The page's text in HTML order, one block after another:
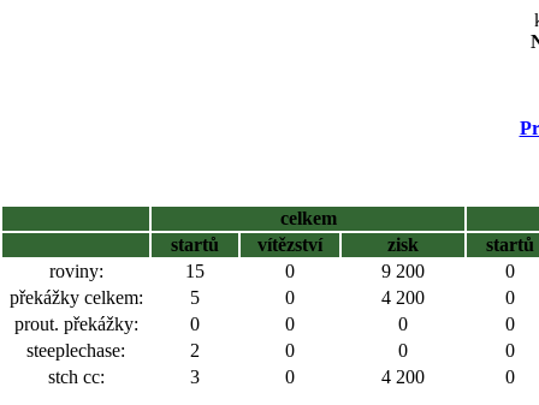
celkem
startů
vítězství zisk
startů
roviny:
15 0 9 200
0
překážky celkem:
5 0 4 200
0
prout. překážky:
0 0 0
0
steeplechase:
2 0 0
0
stch cc:
3 0 4 200 0